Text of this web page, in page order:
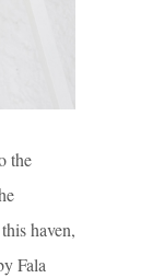
the
haven,
Fala